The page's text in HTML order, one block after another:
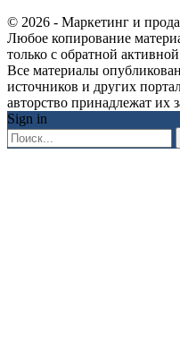
© 2026 - Маркетинг и
Любое копирование
только с обратной
Все материалы
источников и других
авторство принадлежат их
Sign in